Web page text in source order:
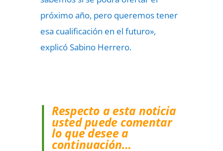
próximo año, pero queremos tener
esa cualificación en el futuro»,
explicó Sabino Herrero.
Respecto a esta noticia
usted puede comentar
lo que desee a
continuación…